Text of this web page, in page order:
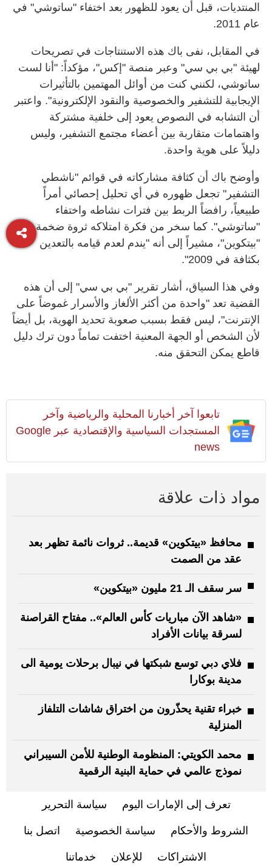
المنتديات، قبل أن يعود للظهور بعد اختفاء "ساتوشي" في
عام 2011.
في المقابل، نفى باك هذه الاستنتاجات في تصريحات
لهيئة "بي بي سي" وعبر منصة "إكس"، مؤكداً: "أنا لست
ساتوشي، لكنني كنت من أوائل المهتمين بالتأثيرات
الإيجابية للتشفير والخصوصية والنقود الإلكترونية". واعتبر
أن التشابه في النصوص يعود إلى خلفية مشتركة
واهتمامات متقاربة بين أعضاء مجتمع التشفير، وليس
دليلاً على هوية واحدة.
وأوضح باك أن كثافة مشاركاته في قوائم "ناشطي
التشفير" تجعل ظهوره في أي تحليل إحصائي أمراً
طبيعياً، رافضاً الربط بين فترات نشاطه واختفاء
"ساتوشي". كما سخر من فكرة امتلاكه ثروة ضخمة من
"بيتكوين"، مشيراً إلى أنه "يندم لعدم قيامه بالتعدين
بكثافة في 2009".
وفي هذا السياق، أشار تقرير "بي بي سي" إلى أن هذه
القضية تعد "واحدة من أكثر الألغاز والأسرار غموضاً على
الإنترنت"، ليس فقط بسبب صعوبة تحديد الهوية، بل أيضاً
لأن الشخص أو الجهة المعنية اختفت تماماً دون ترك دليل
قاطع يمكن التحقق منه.
تابعوا آخر أخبارنا المحلية والرياضية وآخر
المستجدات السياسية والإقتصادية عبر Google
news
مواد ذات علاقة
محافظ «بيتكوين» قديمة.. ثروات نائمة تظهر بعد
عقد من الصمت
سر سقف الـ 21 مليون «بيتكوين»
«شاهد الآن مباريات كأس العالم».. مفتاح القراصنة
لسرقة بيانات الأفراد
فلاي دبي توسع شبكتها في نيبال برحلات يومية الى
مدينة بوكارا
خبراء تقنية يحذّرون من اختراق شاشات التلفاز
المنزلية
محمد الكويتي: المنظومة الوطنية للأمن السيبراني
نموذج عالمي في حماية البنية الرقمية
تعرف إلى الإمارات اليوم سياسة التحرير
الشروط والأحكام سياسة الخصوصية اتصل بنا
الاشتراكات للإعلان خدماتنا